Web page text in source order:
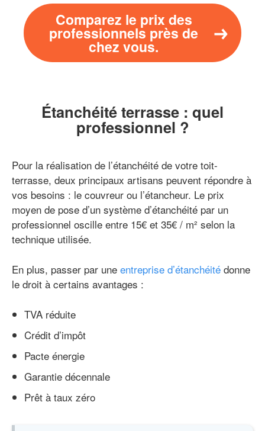
Comparez le prix des
professionnels près de
chez vous.
Étanchéité terrasse : quel
professionnel ?
Pour la réalisation de l’étanchéité de votre toit-
terrasse, deux principaux artisans peuvent répondre à
vos besoins : le couvreur ou l’étancheur. Le prix
moyen de pose d’un système d’étanchéité par un
professionnel oscille entre 15€ et 35€ / m² selon la
technique utilisée.
En plus, passer par une entreprise d’étanchéité donne
le droit à certains avantages :
TVA réduite
Crédit d’impôt
Pacte énergie
Garantie décennale
Prêt à taux zéro